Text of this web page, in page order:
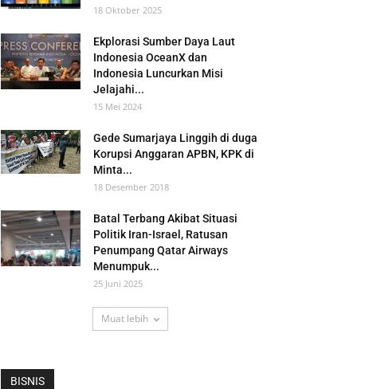
18 Oktober 2025
Ekplorasi Sumber Daya Laut
Indonesia OceanX dan
Indonesia Luncurkan Misi
Jelajahi...
15 Mei 2024
Gede Sumarjaya Linggih di duga
Korupsi Anggaran APBN, KPK di
Minta...
18 Desember 2018
Batal Terbang Akibat Situasi
Politik Iran-Israel, Ratusan
Penumpang Qatar Airways
Menumpuk...
25 Juni 2025
Muat lebih
BISNIS